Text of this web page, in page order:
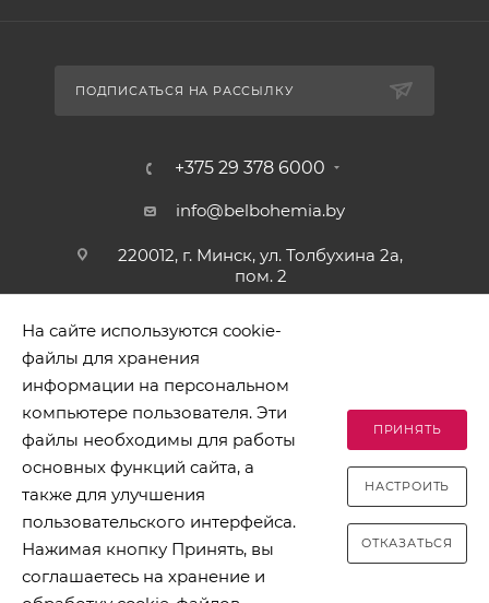
ПОДПИСАТЬСЯ НА РАССЫЛКУ
+375 29 378 6000
info@belbohemia.by
220012, г. Минск, ул. Толбухина 2а,
пом. 2
2026 © БЕЛБОГЕМИЯ (c). Оптовая торговля посудой и
хозяйственными товарами. Адрес: 220012, г. Минск, ул.
Толбухина 2а, пом. 2, телефон 8-017-378-60-00
На сайте используются cookie-
файлы для хранения
информации на персональном
компьютере пользователя. Эти
файлы необходимы для работы
основных функций сайта, а
также для улучшения
пользовательского интерфейса.
Нажимая кнопку Принять, вы
соглашаетесь на хранение и
ПРИНЯТЬ
НАСТРОИТЬ
ОТКАЗАТЬСЯ